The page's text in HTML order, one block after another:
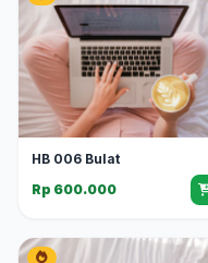
HB 006 Bulat
Rp 600.000